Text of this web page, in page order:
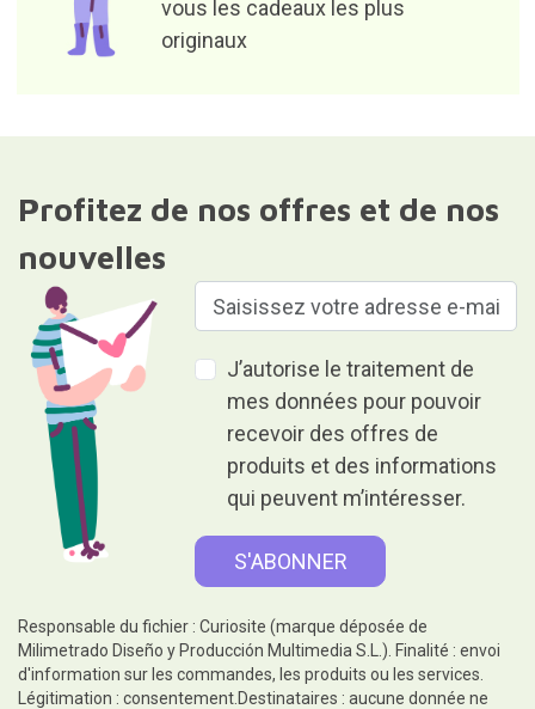
vous les cadeaux les plus
originaux
Profitez de nos offres et de nos
nouvelles
J’autorise le traitement de
mes données pour pouvoir
recevoir des offres de
produits et des informations
qui peuvent m’intéresser.
Responsable du fichier : Curiosite (marque déposée de
Milimetrado Diseño y Producción Multimedia S.L.). Finalité : envoi
d'information sur les commandes, les produits ou les services.
Légitimation : consentement.Destinataires : aucune donnée ne